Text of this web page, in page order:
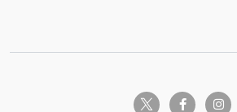
twitter-x facebook-f